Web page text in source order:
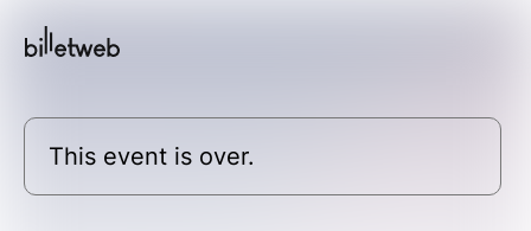
This event is over.